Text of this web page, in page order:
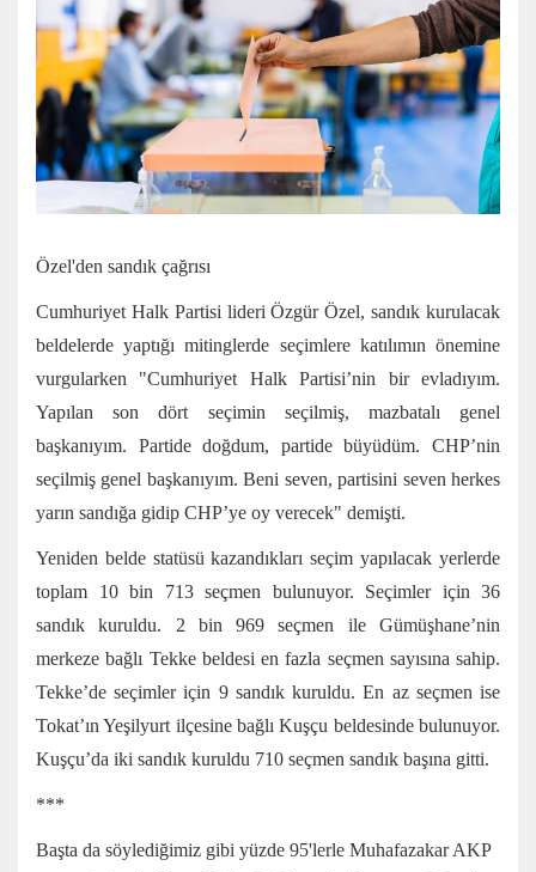
Özel'den sandık çağrısı
Cumhuriyet Halk Partisi lideri Özgür Özel, sandık kurulacak
beldelerde yaptığı mitinglerde seçimlere katılımın önemine
vurgularken "Cumhuriyet Halk Partisi’nin bir evladıyım.
Yapılan son dört seçimin seçilmiş, mazbatalı genel
başkanıyım. Partide doğdum, partide büyüdüm. CHP’nin
seçilmiş genel başkanıyım. Beni seven, partisini seven herkes
yarın sandığa gidip CHP’ye oy verecek" demişti.
Yeniden belde statüsü kazandıkları seçim yapılacak yerlerde
toplam 10 bin 713 seçmen bulunuyor. Seçimler için 36
sandık kuruldu. 2 bin 969 seçmen ile Gümüşhane’nin
merkeze bağlı Tekke beldesi en fazla seçmen sayısına sahip.
Tekke’de seçimler için 9 sandık kuruldu. En az seçmen ise
Tokat’ın Yeşilyurt ilçesine bağlı Kuşçu beldesinde bulunuyor.
Kuşçu’da iki sandık kuruldu 710 seçmen sandık başına gitti.
***
Başta da söylediğimiz gibi yüzde 95'lerle Muhafazakar AKP